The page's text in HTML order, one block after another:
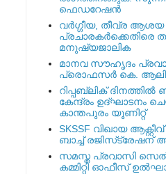
ഫെഡറേഷന്‍
വര്‍ഗ്ഗീയ, തീവ്ര ആശയ
പ്രചാരകര്‍ക്കെതിരെ
മനുഷ്യജാലിക
മാനവ സൗഹൃദം
പ്രൊഫസർ കെ.
റിപ്പബ്ലിക് ദിനത്തില്‍
കേന്ദ്രം ഉദ്ഘാടനം
കാന്തപുരം യൂണിറ്റ്
SKSSF വിഖായ
ബാച്ച് രജിസ്‌ട്രേഷന്
സമസ്ത പ്രവാസി
കമ്മിറ്റി ഓഫീസ്